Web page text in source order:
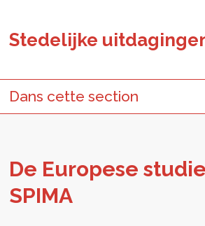
Ste­de­lij­ke
Dans cette section
De Eu­ro­pe­se
SPIMA